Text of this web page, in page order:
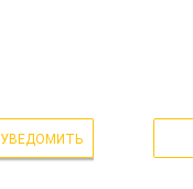
УВЕДОМИТЬ